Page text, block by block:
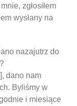
zgłosiłem
wysłany na
nazajutrz do
dano nam
Byliśmy w
i miesiące